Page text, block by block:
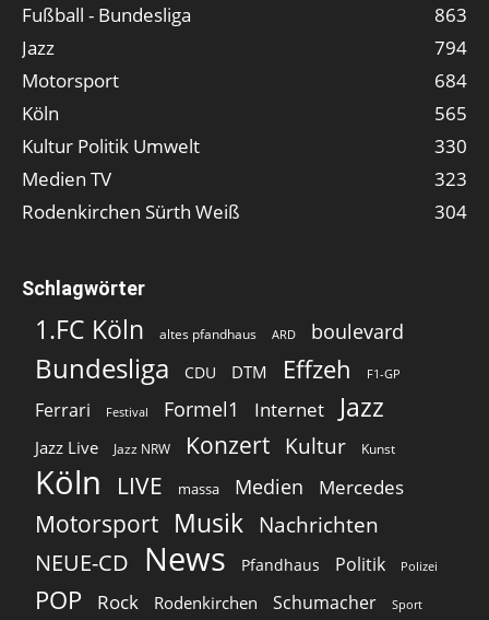
Fußball - Bundesliga
863
Jazz
794
Motorsport
684
Köln
565
Kultur Politik Umwelt
330
Medien TV
323
Rodenkirchen Sürth Weiß
304
Schlagwörter
1.FC Köln altes pfandhaus ARD boulevard
Bundesliga CDU DTM Effzeh F1-GP
Ferrari Festival Formel1 Internet Jazz
Jazz Live Jazz NRW Konzert Kultur Kunst
Köln LIVE massa Medien Mercedes
Motorsport Musik Nachrichten
NEUE-CD
News Pfandhaus Politik Polizei
POP Rock Rodenkirchen Schumacher Sport